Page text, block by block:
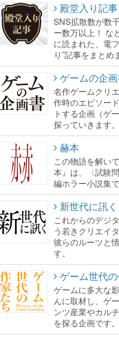
殿堂入り記事
SNS拡散数が数
ー数万以上！ な
に読まれた、電
り”記事をまとめ
ゲームの企
名作ゲームクリ
作時のエピソー
トする企画（ゲ
探っていきます。
赫本
この物語を解い
本』は、〈試験
編ホラー小説集で
新世代に訊く
これからのデジ
う若きクリエイ
彼らのルーツと
す。
ゲーム世代
ゲームに多大な
んに取材し、ゲ
ンツ産業やカル
を探る企画です。